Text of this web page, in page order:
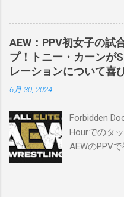
ケバンのレ
の子供のよ
新のショー
子プロレス
し、5試合の
野が見守る
にタイトル
レスラーに
スケバンが
を防衛する
曜日のROH
ら活動を休
ストーリー
女子世界チ
我の恐怖に
Dishonorでタ
ド・ベルベッ
座の防衛戦
AEW：PPV初女子の試
プ！トニー・カーンが
レーションについて喜
6月 30, 2024
Forbidden
Hourでのタ
AEWのPPV
行われたメ